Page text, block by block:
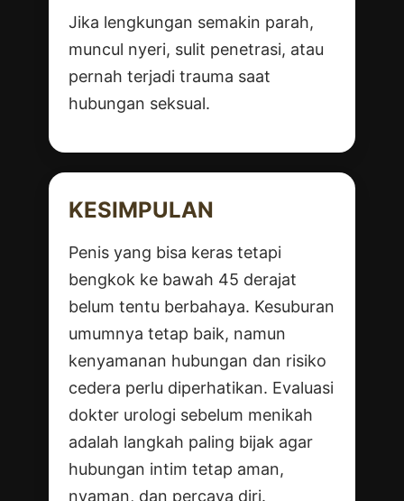
Jika lengkungan semakin parah,
muncul nyeri, sulit penetrasi, atau
pernah terjadi trauma saat
hubungan seksual.
KESIMPULAN
Penis yang bisa keras tetapi
bengkok ke bawah 45 derajat
belum tentu berbahaya. Kesuburan
umumnya tetap baik, namun
kenyamanan hubungan dan risiko
cedera perlu diperhatikan. Evaluasi
dokter urologi sebelum menikah
adalah langkah paling bijak agar
hubungan intim tetap aman,
nyaman, dan percaya diri.